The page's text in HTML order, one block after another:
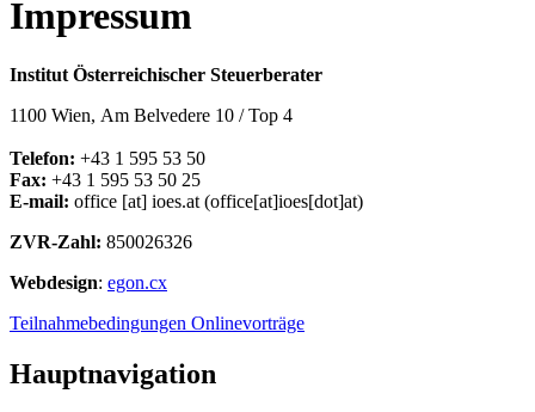
Impressum
Institut Österreichischer Steuerberater
1100 Wien, Am Belvedere 10 / Top 4
Telefon: +43 1 595 53 50
Fax: +43 1 595 53 50 25
E-mail: office [at] ioes.at (office[at]ioes[dot]at)
ZVR-Zahl: 850026326
Webdesign: egon.cx
Teilnahmebedingungen Onlinevorträge
Hauptnavigation